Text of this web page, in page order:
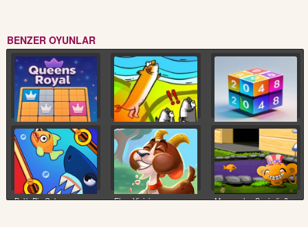
BENZER OYUNLAR
Kraliçenin Sudoku
Bulmacası
Canlı Kurtarma Kübatoria Birleştir 2048
Balık Pin Çekme Elma Yiyici Maymunları Sevindir 6